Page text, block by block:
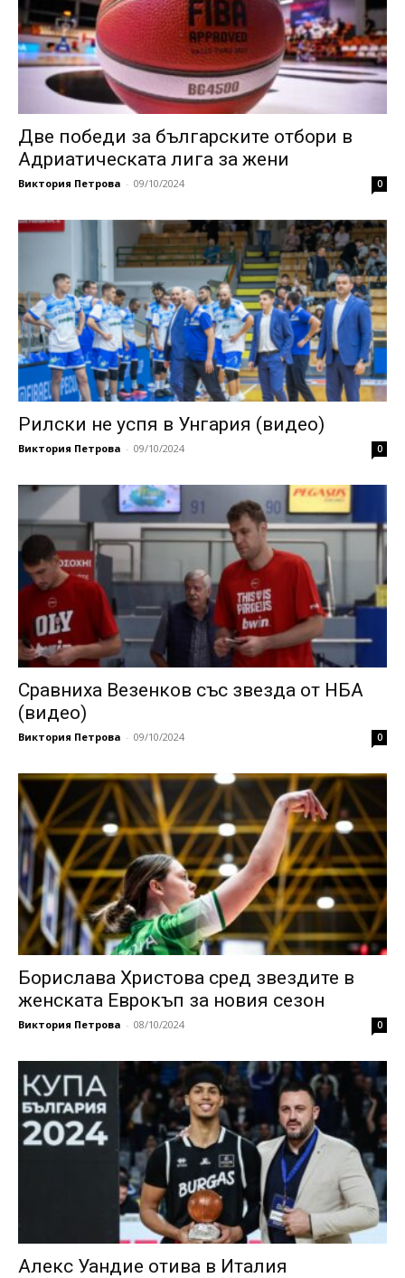
Две победи за българските отбори в
Адриатическата лига за жени
Виктория Петрова - 09/10/2024 0
Рилски не успя в Унгария (видео)
Виктория Петрова - 09/10/2024 0
Сравниха Везенков със звезда от НБА
(видео)
Виктория Петрова - 09/10/2024 0
Борислава Христова сред звездите в
женската Еврокъп за новия сезон
Виктория Петрова - 08/10/2024 0
Алекс Уандие отива в Италия